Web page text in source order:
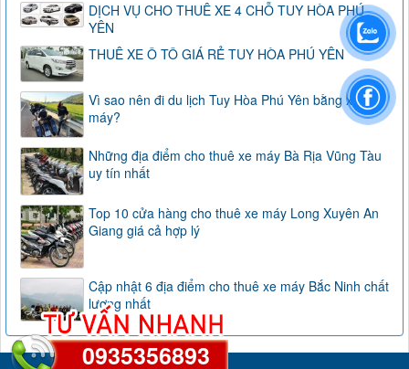
DỊCH VỤ CHO THUÊ XE 4 CHỖ TUY HÒA PHÚ
YÊN
THUÊ XE Ô TÔ GIÁ RẺ TUY HÒA PHÚ YÊN
Vì sao nên đi du lịch Tuy Hòa Phú Yên bằng xe
máy?
Những địa điểm cho thuê xe máy Bà Rịa Vũng Tàu
uy tín nhất
Top 10 cửa hàng cho thuê xe máy Long Xuyên An
Giang giá cả hợp lý
Cập nhật 6 địa điểm cho thuê xe máy Bắc Ninh chất
lượng nhất
0935356893